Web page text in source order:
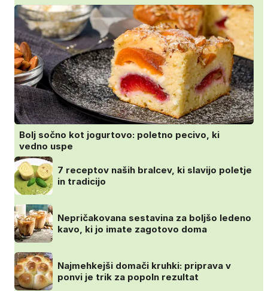
Bolj sočno kot jogurtovo: poletno pecivo, ki
vedno uspe
7 receptov naših bralcev, ki slavijo poletje
in tradicijo
Nepričakovana sestavina za boljšo ledeno
kavo, ki jo imate zagotovo doma
Najmehkejši domači kruhki: priprava v
ponvi je trik za popoln rezultat